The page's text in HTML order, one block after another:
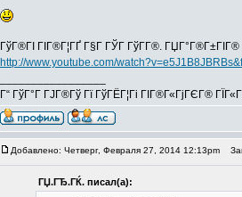
ГўГ®ГІ ГІГ®Г¦ГҐ Г§Г ГЎГ ГўГ­Г®.
http://www.youtube.com/
Г“ ГўГ°Г ГЈГ®Гў Гї ГўГЁГ¦Гі ГІГ®Г«ГјГЄГ®
Добавлено: Четверг, Февраля 27, 2014 12:13pm
ГЏ.ГЂ.ГЌ. писал(а):